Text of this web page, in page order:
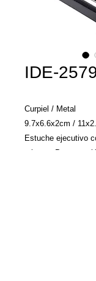
IDE-
Curpiel / Metal
9.7x6.6x2cm /
Estuche ejecutivo
a juego.